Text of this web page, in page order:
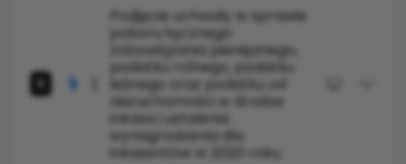
Podjęcie uchwały w sprawie
poboru łącznego
zobowiązania pieniężnego,
podatku rolnego, podatku
leśnego oraz podatku od
nieruchomości w drodze
inkasa i ustalenia
wynagrodzenia dla
inkasentów w 2020 roku.